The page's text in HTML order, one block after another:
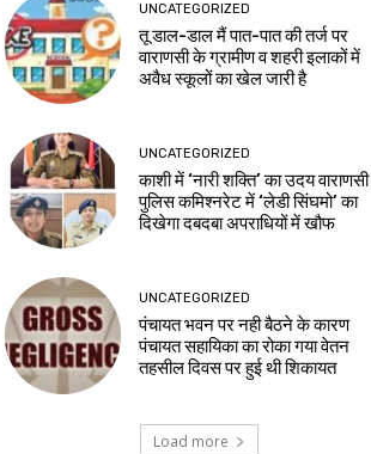
UNCATEGORIZED
तू डाल-डाल मैं पात-पात की तर्ज पर
वाराणसी के ग्रामीण व शहरी इलाकों में
अवैध स्कूलों का खेल जारी है
UNCATEGORIZED
काशी में ‘नारी शक्ति’ का उदय वाराणसी
पुलिस कमिश्नरेट में ‘लेडी सिंघमो’ का
दिखेगा दबदबा अपराधियों में खौफ
UNCATEGORIZED
पंचायत भवन पर नही बैठने के कारण
पंचायत सहायिका का रोका गया वेतन
तहसील दिवस पर हुई थी शिकायत
Load more